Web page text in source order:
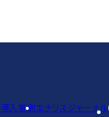
導入事例エナリスジャーナル